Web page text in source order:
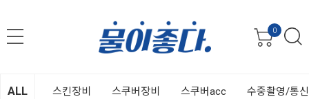
0
ALL 스킨장비 스쿠버장비 스쿠버acc 수중촬영/통